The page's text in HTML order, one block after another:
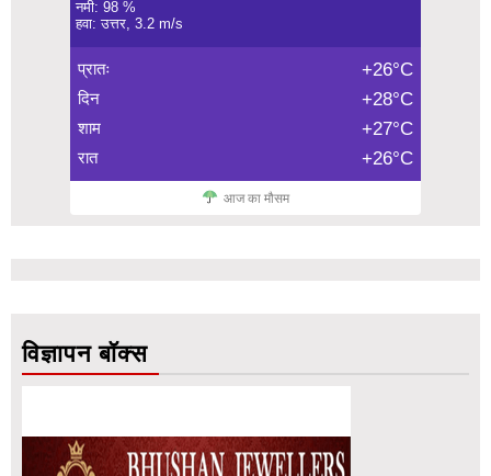
नमी: 98 %
हवा: उत्तर, 3.2 m/s
प्रातः +26°C
दिन +28°C
शाम +27°C
रात +26°C
आज का मौसम
विज्ञापन बॉक्स